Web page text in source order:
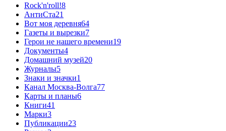
Rock'n'roll!8
АнтиСта21
Вот моя деревня64
Газеты и вырезки7
Герои не нашего времени19
Документы4
Домашний музей20
Журналы5
Знаки и значки1
Канал Москва-Волга77
Карты и планы6
Книги41
Марки3
Публикации23